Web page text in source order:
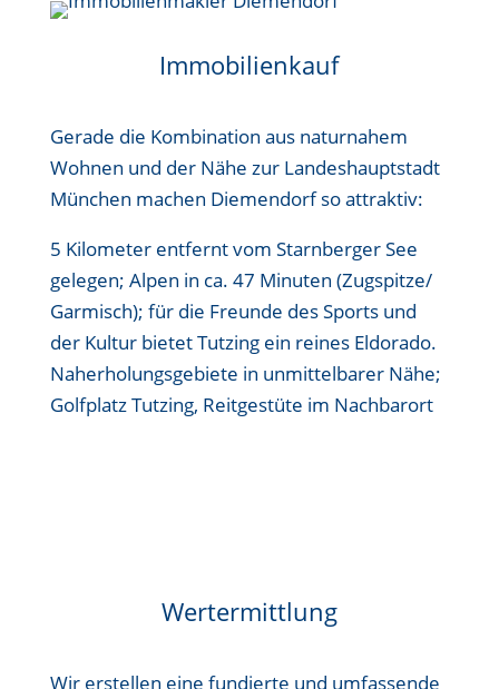
Immobilienkauf
Gerade die Kombination aus naturnahem
Wohnen und der Nähe zur Landeshauptstadt
München machen Diemendorf so attraktiv:
5 Kilometer entfernt vom Starnberger See
gelegen; Alpen in ca. 47 Minuten (Zugspitze/
Garmisch); für die Freunde des Sports und
der Kultur bietet Tutzing ein reines Eldorado.
Naherholungsgebiete in unmittelbarer Nähe;
Golfplatz Tutzing, Reitgestüte im Nachbarort
Wertermittlung
Wir erstellen eine fundierte und umfassende